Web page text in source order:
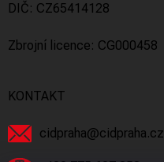
DIČ: CZ65414128
Zbrojní licence: CG000458
KONTAKT
cidpraha@cidpraha.cz